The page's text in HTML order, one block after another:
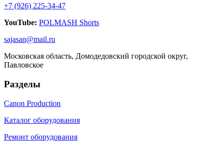
+7 (926) 225-34-47
YouTube: POLMASH Shorts
sajasan@mail.ru
Московская область, Домодедовский городской округ,
Павловское
Разделы
Canon Production
Каталог оборудования
Ремонт оборудования